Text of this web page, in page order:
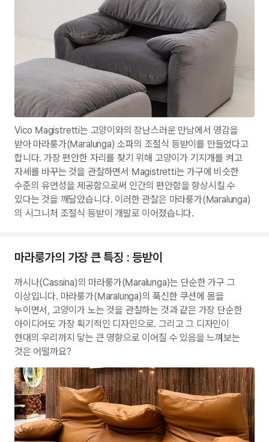
Vico Magistretti는 고양이와의 장난스러운 만남에서 영감을
받아 마라룽가(Maralunga) 소파의 조절식 등받이를 만들었다고
합니다. 가장 편안한 자리를 찾기 위해 고양이가 기지개를 켜고
자세를 바꾸는 것을 관찰하면서 Magistretti는 가구에 비슷한
수준의 유연성을 제공함으로써 인간의 편안함을 향상시킬 수
있다는 것을 깨달았습니다. 이러한 관찰은 마라룽가(Maralunga)
의 시그니처 조절식 등받이 개발로 이어졌습니다.
마라룽가의 가장 큰 특징 : 등받이
까시나(Cassina)의 마라룽가(Maralunga)는 단순한 가구 그
이상입니다. 마라룽가(Maralunga)의 푹신한 쿠션에 몸을
누이면서, 고양이가 노는 것을 관찰하는 것과 같은 가장 단순한
아이디어도 가장 획기적인 디자인으로. 그리고 그 디자인이
현대의 우리까지 닿는 큰 영향으로 이어질 수 있음을 느껴보는
것은 어떨까요?